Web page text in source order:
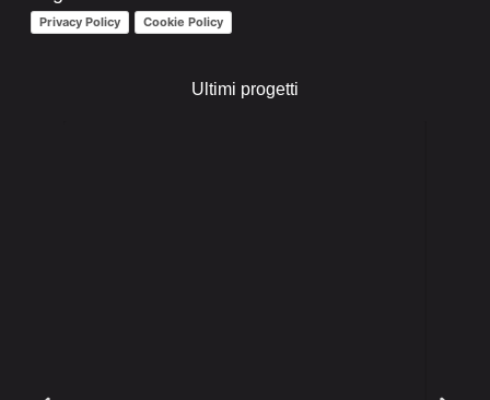
Privacy Policy Cookie Policy
Ultimi progetti